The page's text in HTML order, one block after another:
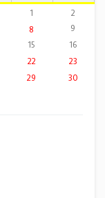
1
2
8
9
15
16
22
23
29
30